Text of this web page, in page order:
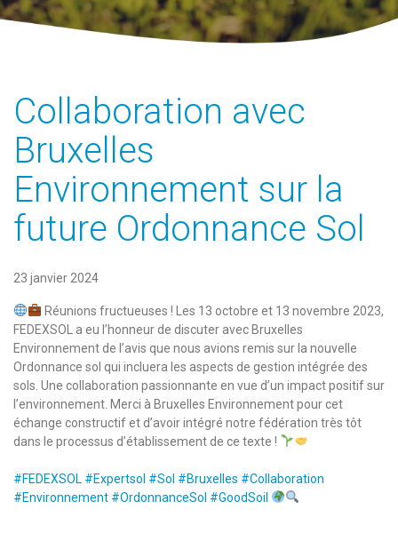
Collaboration avec
Bruxelles
Environnement sur la
future Ordonnance Sol
23 janvier 2024
Réunions fructueuses ! Les 13 octobre et 13 novembre 2023,
FEDEXSOL a eu l’honneur de discuter avec Bruxelles
Environnement de l’avis que nous avions remis sur la nouvelle
Ordonnance sol qui incluera les aspects de gestion intégrée des
sols. Une collaboration passionnante en vue d’un impact positif sur
l’environnement. Merci à Bruxelles Environnement pour cet
échange constructif et d’avoir intégré notre fédération très tôt
dans le processus d’établissement de ce texte !
#FEDEXSOL #Expertsol #Sol #Bruxelles #Collaboration
#Environnement #OrdonnanceSol #GoodSoil